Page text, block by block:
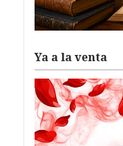
Ya a la venta